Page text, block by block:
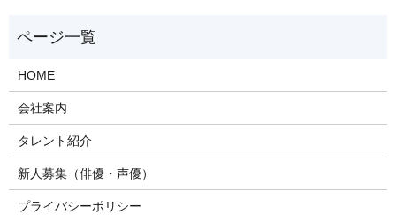
HOME
会社案内
タレント紹介
新人募集（俳優・声優）
プライバシーポリシー